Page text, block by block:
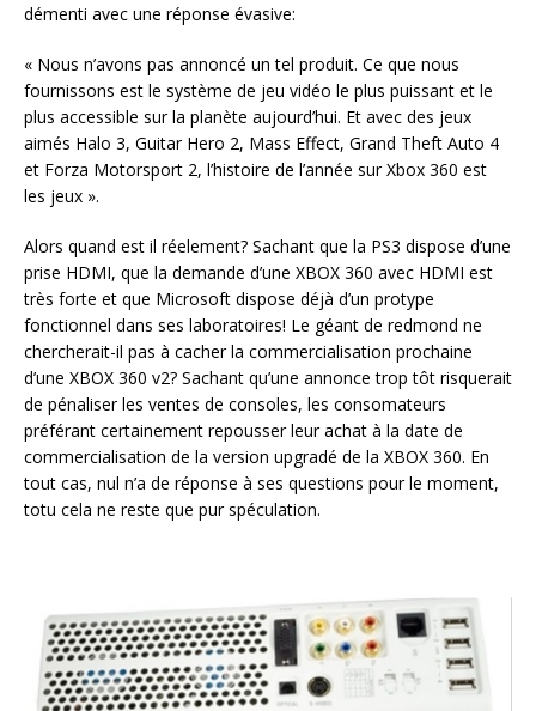
démenti avec une réponse évasive:
« Nous n’avons pas annoncé un tel produit. Ce que nous
fournissons est le système de jeu vidéo le plus puissant et le
plus accessible sur la planète aujourd’hui. Et avec des jeux
aimés Halo 3, Guitar Hero 2, Mass Effect, Grand Theft Auto 4
et Forza Motorsport 2, l’histoire de l’année sur Xbox 360 est
les jeux ».
Alors quand est il réelement? Sachant que la PS3 dispose d’une
prise HDMI, que la demande d’une XBOX 360 avec HDMI est
très forte et que Microsoft dispose déjà d’un protype
fonctionnel dans ses laboratoires! Le géant de redmond ne
chercherait-il pas à cacher la commercialisation prochaine
d’une XBOX 360 v2? Sachant qu’une annonce trop tôt risquerait
de pénaliser les ventes de consoles, les consomateurs
préférant certainement repousser leur achat à la date de
commercialisation de la version upgradé de la XBOX 360. En
tout cas, nul n’a de réponse à ses questions pour le moment,
totu cela ne reste que pur spéculation.